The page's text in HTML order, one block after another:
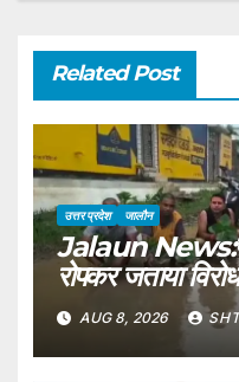
Related Post
उत्तर प्रदेश जालौन
Jalaun
रोपकर जताया
Registered
Saplings In
Potholes
AUG 8, 2026